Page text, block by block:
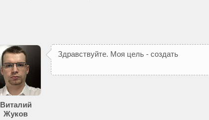
Виталий
Жуков
Здравствуйте. Моя цель - создать